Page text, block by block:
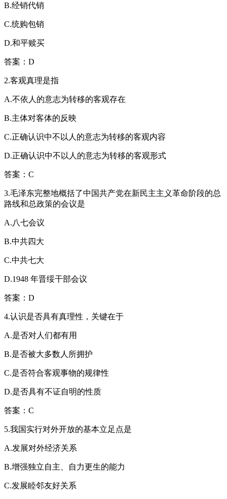
B.经销代销
C.统购包销
D.和平赎买
答案：D
2.客观真理是指
A.不依人的意志为转移的客观存在
B.主体对客体的反映
C.正确认识中不以人的意志为转移的客观内容
D.正确认识中不以人的意志为转移的客观形式
答案：C
3.毛泽东完整地概括了中国共产党在新民主主义革命阶段的总
路线和总政策的会议是
A.八七会议
B.中共四大
C.中共七大
D.1948 年晋绥干部会议
答案：D
4.认识是否具有真理性，关键在于
A.是否对人们都有用
B.是否被大多数人所拥护
C.是否符合客观事物的规律性
D.是否具有不证自明的性质
答案：C
5.我国实行对外开放的基本立足点是
A.发展对外经济关系
B.增强独立自主、自力更生的能力
C.发展睦邻友好关系